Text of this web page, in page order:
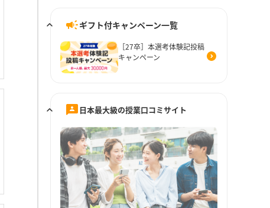
ギフト付キャンペーン一覧
［27卒］本選考体験記投稿
キャンペーン
日本最大級の授業口コミサイト